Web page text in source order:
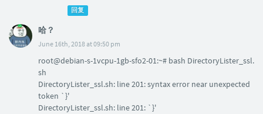
回复
哈？
June 16th, 2018 at 09:50 pm
root@debian-s-1vcpu-1gb-sfo2-01:~# bash DirectoryLister_ssl.
sh
DirectoryLister_ssl.sh: line 201: syntax error near unexpected
token `}'
DirectoryLister_ssl.sh: line 201: `}'